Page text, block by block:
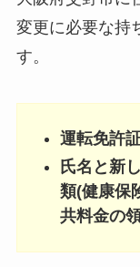
変更に必要な持
す。
運転免許
氏名と新
類(健康保
共料金の